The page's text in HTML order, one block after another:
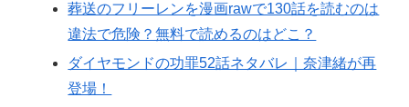
葬送のフリーレンを漫画rawで130話を読むのは
違法で危険？無料で読めるのはどこ？
ダイヤモンドの功罪52話ネタバレ｜奈津緒が再
登場！